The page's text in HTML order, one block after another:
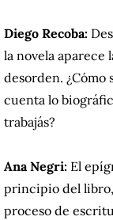
Diego Recoba:
la novela aparece
desorden. ¿Cómo
cuenta lo
trabajás?
Ana Negri: El
principio del
proceso de